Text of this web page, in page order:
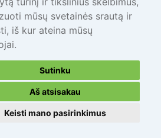
mūsų svetainės srautą ir
iš kur ateina mūsų
Sutinku
Aš atsisakau
Keisti mano pasirinkimus